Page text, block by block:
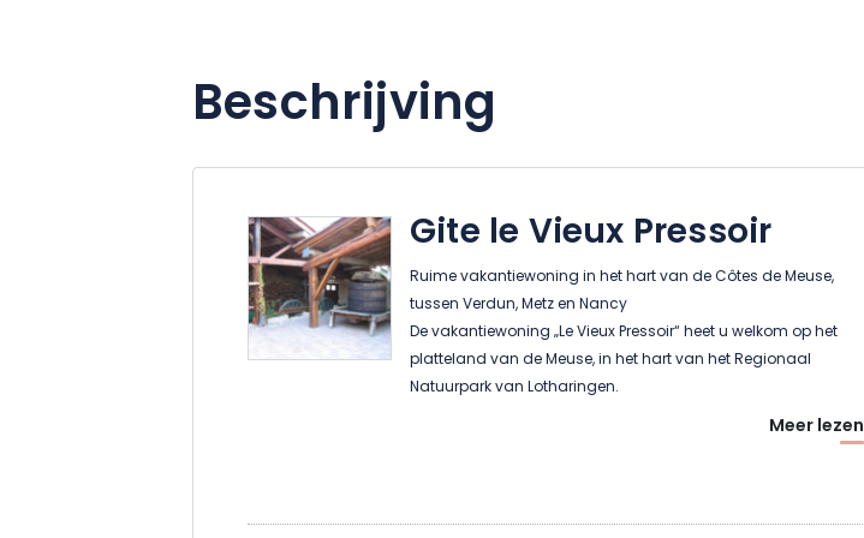
Beschrijving
Gite le Vieux Pressoir
Ruime vakantiewoning in het hart van de Côtes de Meuse,
tussen Verdun, Metz en Nancy
De vakantiewoning „Le Vieux Pressoir“ heet u welkom op het
platteland van de Meuse, in het hart van het Regionaal
Natuurpark van Lotharingen.
Meer lezen